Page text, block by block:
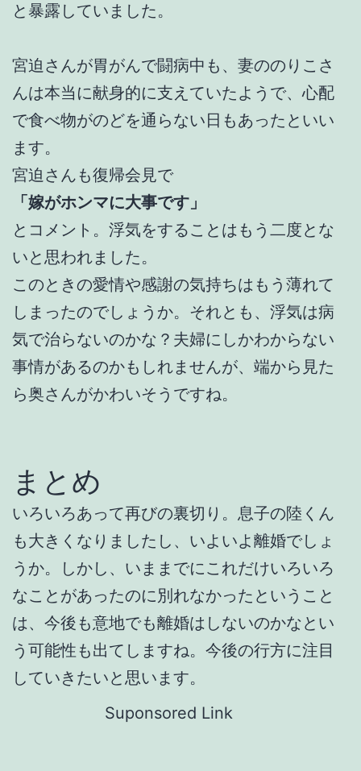
と暴露していました。
宮迫さんが胃がんで闘病中も、妻ののりこさ
んは本当に献身的に支えていたようで、心配
で食べ物がのどを通らない日もあったといい
ます。
宮迫さんも復帰会見で
「嫁がホンマに大事です」
とコメント。浮気をすることはもう二度とな
いと思われました。
このときの愛情や感謝の気持ちはもう薄れて
しまったのでしょうか。それとも、浮気は病
気で治らないのかな？夫婦にしかわからない
事情があるのかもしれませんが、端から見た
ら奥さんがかわいそうですね。
まとめ
いろいろあって再びの裏切り。息子の陸くん
も大きくなりましたし、いよいよ離婚でしょ
うか。しかし、いままでにこれだけいろいろ
なことがあったのに別れなかったということ
は、今後も意地でも離婚はしないのかなとい
う可能性も出てしますね。今後の行方に注目
していきたいと思います。
Suponsored Link